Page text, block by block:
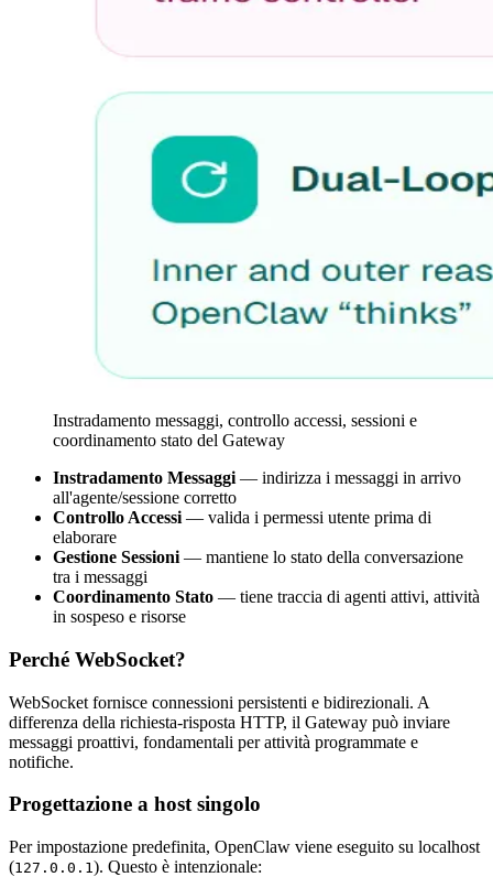
Instradamento messaggi, controllo accessi, sessioni e
coordinamento stato del Gateway
Instradamento Messaggi — indirizza i messaggi in arrivo
all'agente/sessione corretto
Controllo Accessi — valida i permessi utente prima di
elaborare
Gestione Sessioni — mantiene lo stato della conversazione
tra i messaggi
Coordinamento Stato — tiene traccia di agenti attivi, attività
in sospeso e risorse
Perché WebSocket?
WebSocket fornisce connessioni persistenti e bidirezionali. A
differenza della richiesta-risposta HTTP, il Gateway può inviare
messaggi proattivi, fondamentali per attività programmate e
notifiche.
Progettazione a host singolo
Per impostazione predefinita, OpenClaw viene eseguito su localhost
(127.0.0.1). Questo è intenzionale: